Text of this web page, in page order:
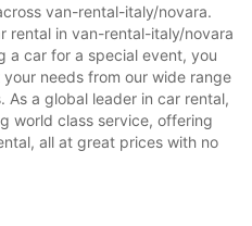
van-rental-italy/novara.
rental in van-rental-italy/novara
a car for a special event, you
needs from our wide range
a global leader in car rental,
world class service, offering
all at great prices with no